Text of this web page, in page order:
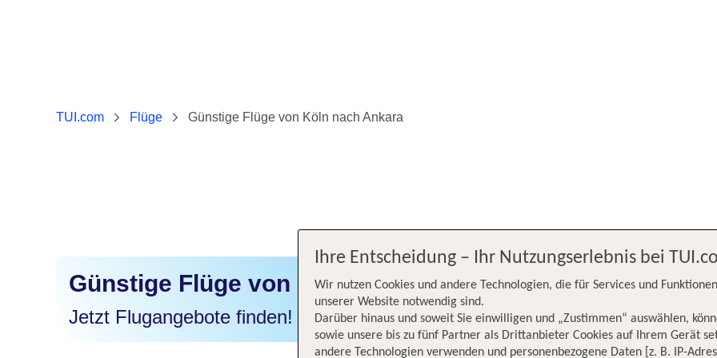
TUI.com Flüge Günstige Flüge von Köln nach Ankara
Günstige Flüge von Köln nach Ankara
Jetzt Flugangebote finden!
Ihre Entscheidung – Ihr Nutzungserlebnis bei
Wir nutzen Cookies und andere Technologien, die für Services und
unserer Website notwendig sind.
Darüber hinaus und soweit Sie einwilligen und „Zustimmen“ auswählen,
sowie unsere bis zu fünf Partner als Drittanbieter Cookies auf Ihrem Gerät
andere Technologien verwenden und personenbezogene Daten [z. B. IP-